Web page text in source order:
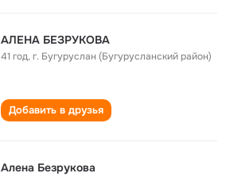
АЛЕНА БЕЗРУКОВА
41 год,г. Бугуруслан (Бугурусланский район)
Добавить в друзья
Алена Безрукова